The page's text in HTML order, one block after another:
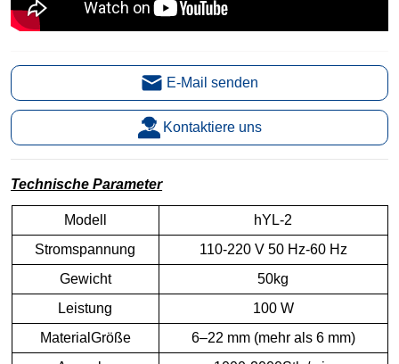
E-Mail senden
Kontaktiere uns